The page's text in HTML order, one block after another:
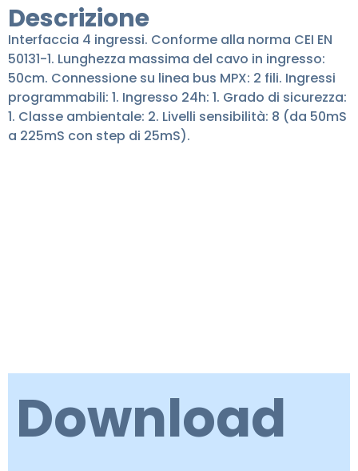
Descrizione
Interfaccia 4 ingressi. Conforme alla norma CEI EN
50131-1. Lunghezza massima del cavo in ingresso:
50cm. Connessione su linea bus MPX: 2 fili. Ingressi
programmabili: 1. Ingresso 24h: 1. Grado di sicurezza:
1. Classe ambientale: 2. Livelli sensibilità: 8 (da 50mS
a 225mS con step di 25mS).
Download